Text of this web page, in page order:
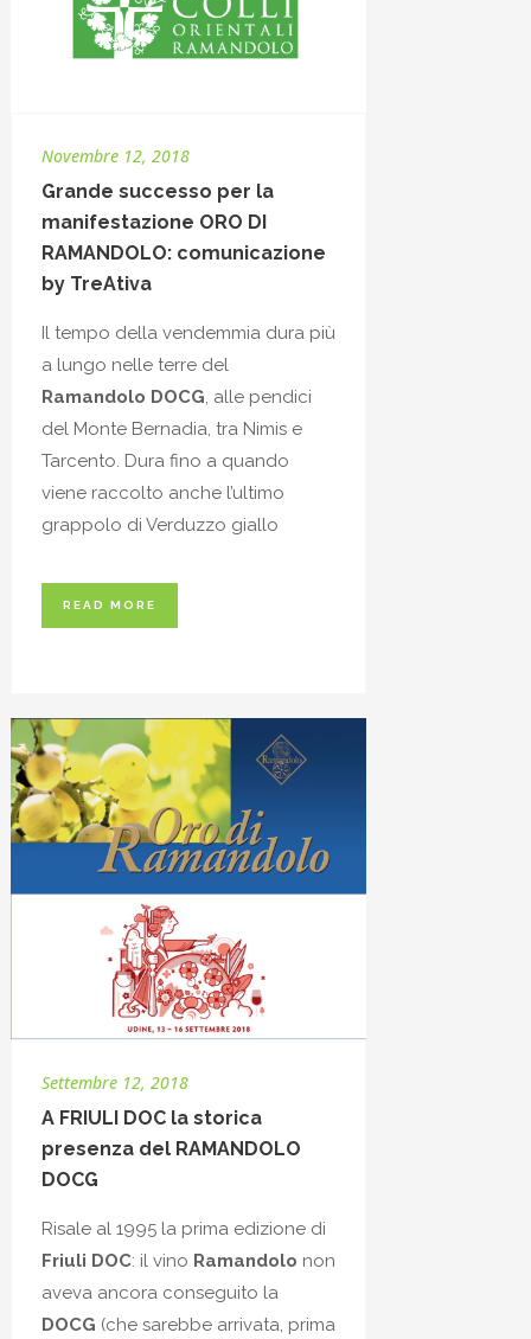
Novembre 12, 2018
Grande successo per la
manifestazione ORO DI
RAMANDOLO: comunicazione
by TreAtiva
Il tempo della vendemmia dura più
a lungo nelle terre del
Ramandolo DOCG, alle pendici
del Monte Bernadia, tra Nimise
Tarcento. Dura fino a quando
viene raccolto anche l’ultimo
grappolo di Verduzzo giallo
READ MORE
Settembre 12, 2018
A FRIULI DOC la storica
presenza del RAMANDOLO
DOCG
Risale al 1995 la prima edizione di
Friuli DOC: il vino Ramandolo non
aveva ancora conseguito la
DOCG (che sarebbe arrivata, prima